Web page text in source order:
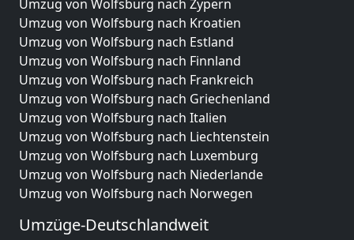
Umzug von Wolfsburg nach Zypern
Umzug von Wolfsburg nach Kroatien
Umzug von Wolfsburg nach Estland
Umzug von Wolfsburg nach Finnland
Umzug von Wolfsburg nach Frankreich
Umzug von Wolfsburg nach Griechenland
Umzug von Wolfsburg nach Italien
Umzug von Wolfsburg nach Liechtenstein
Umzug von Wolfsburg nach Luxemburg
Umzug von Wolfsburg nach Niederlande
Umzug von Wolfsburg nach Norwegen
Umzüge-Deutschlandweit